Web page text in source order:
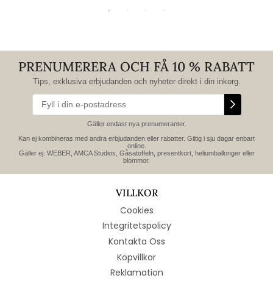
PRENUMERERA OCH FÅ 10 % RABATT
Tips, exklusiva erbjudanden och nyheter direkt i din inkorg.
Gäller endast nya prenumeranter.
Kan ej kombineras med andra erbjudanden eller rabatter. Giltig i sju dagar enbart
online.
Gäller ej: WEBER, AMCA Studios, Gåsatoffeln, presentkort, heliumballonger eller
blommor.
VILLKOR
Cookies
Integritetspolicy
Kontakta Oss
Köpvillkor
Reklamation